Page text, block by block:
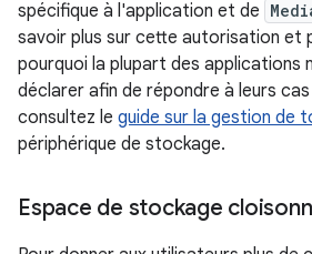
spécifique à l'application et de
savoir plus sur cette autorisation et
pourquoi la plupart des applications
déclarer afin de répondre à leurs
consultez le guide sur la gestion de
périphérique de stockage.
Espace de stockage